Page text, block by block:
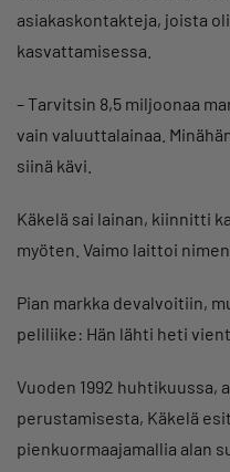
asiakaskontakteja, joista
kasvattamisessa.
– Tarvitsin 8,5 miljoonaa
vain valuuttalainaa.
siinä kävi.
Käkelä sai lainan, kiinnitti
myöten. Vaimo laittoi
Pian markka devalvoitiin,
peliliike: Hän lähti heti
Vuoden 1992 huhtikuussa,
perustamisesta, Käkelä
pienkuormaajamallia alan